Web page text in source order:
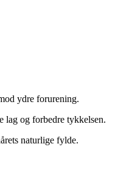
ydre forurening.
lag og forbedre tykkelsen.
naturlige fylde.